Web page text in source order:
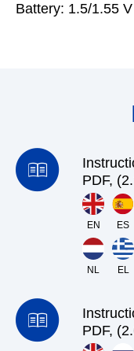
Battery: 1.5/1.55
PDF,
EN ES
NL EL
PDF,